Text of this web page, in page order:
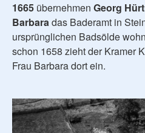
1665 übernehmen Georg
Barbaradas Baderamt in
ursprünglichen Badsölde
schon 1658 zieht der Kramer
Frau Barbara dort ein.